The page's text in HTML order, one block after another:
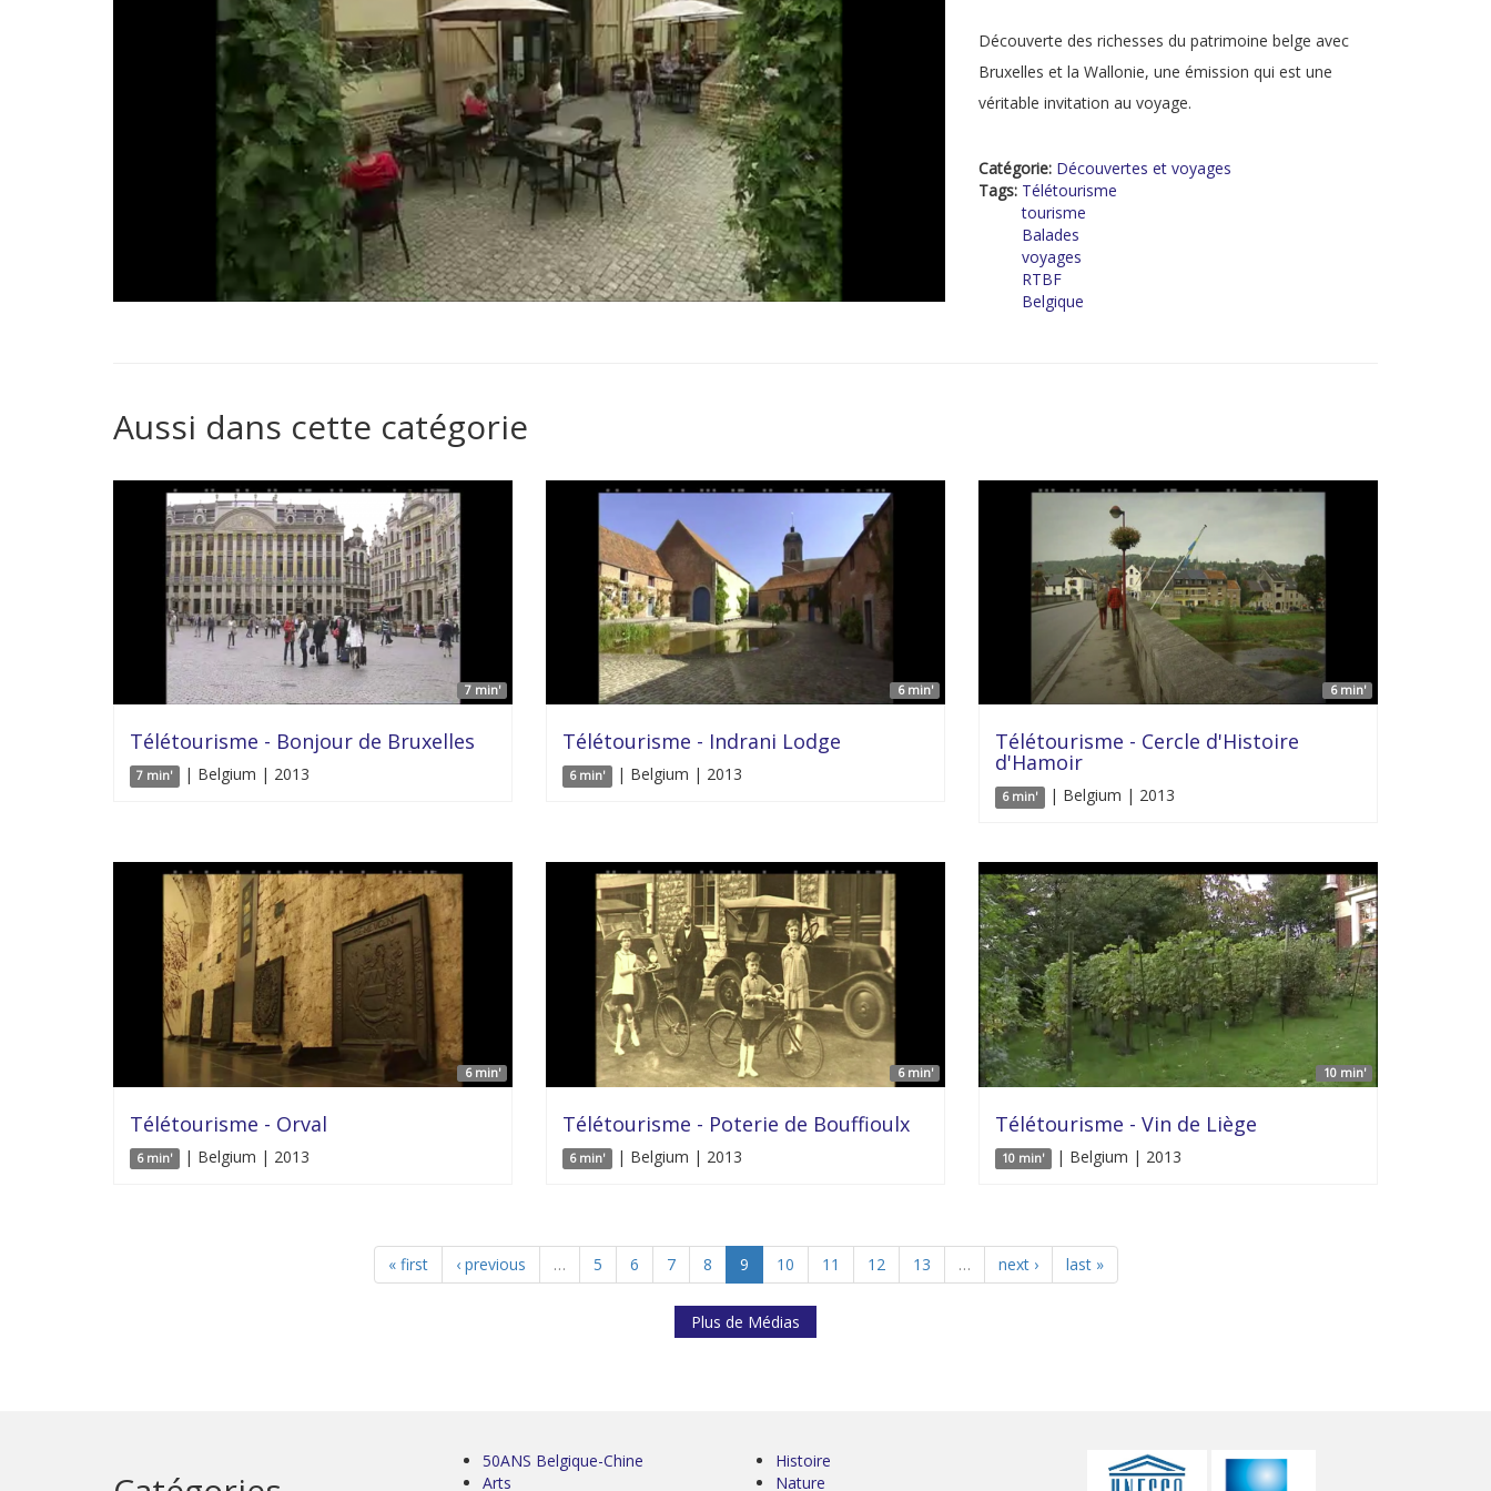
Découverte des richesses du patrimoine belge avec
Bruxelles et la Wallonie, une émission qui est une
véritable invitation au voyage.
Catégorie: Découvertes et voyages
Tags: Télétourisme
tourisme
Balades
voyages
RTBF
Belgique
Aussi dans cette catégorie
7 min'
Télétourisme - Bonjour de Bruxelles
7 min' | Belgium | 2013
6 min'
Télétourisme - Indrani Lodge
6 min' | Belgium | 2013
6 min'
Télétourisme - Cercle d'Histoire
d'Hamoir
6 min' | Belgium | 2013
6 min'
Télétourisme - Orval
6 min' | Belgium | 2013
6 min'
Télétourisme - Poterie de Bouffioulx
6 min' | Belgium | 2013
10 min'
Télétourisme - Vin de Liège
10 min' | Belgium | 2013
« first ‹ previous … 5 6 7 8 9 10 11 12 13 … next › last »
Plus de Médias
50ANS Belgique-Chine
Arts
Histoire
Nature